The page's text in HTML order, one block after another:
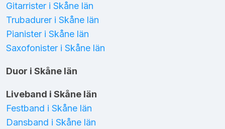
Gitarrister i Skåne län
Trubadurer i Skåne län
Pianister i Skåne län
Saxofonister i Skåne län
Duor i Skåne län
Liveband i Skåne län
Festband i Skåne län
Dansband i Skåne län